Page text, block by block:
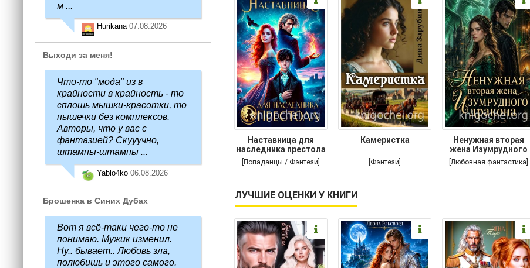
Наставница для
наследника престола
[Попаданцы / Фэнтези]
Камеристка
[Фэнтези]
Ненужная вторая
жена Изумрудного
дракона
[Любовная фантастика]
ЛУЧШИЕ ОЦЕНКИ У КНИГИ
м ...
Hurikana 07.08.2026
Выходи за меня!
Что-то "мода" из в
крайности в крайность - то
сплошь мышки-красотки, то
пышечки без комплексов.
Авторы, что у вас с
фантазией? Скууучно,
штампы-штампы ...
Yablo4ko 06.08.2026
Брошенка в Синих Дубах
Вот я всё-таки чего-то не
понимаю. Мужик изменил.
Ну.. бывает.. Любовь зла,
полюбишь и этого самого.